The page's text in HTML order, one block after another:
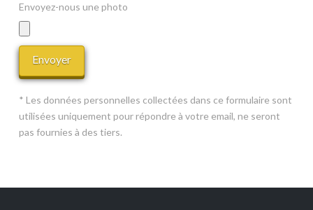
Envoyez-nous une photo
* Les données personnelles collectées dans ce formulaire sont
utilisées uniquement pour répondre à votre email, ne seront
pas fournies à des tiers.